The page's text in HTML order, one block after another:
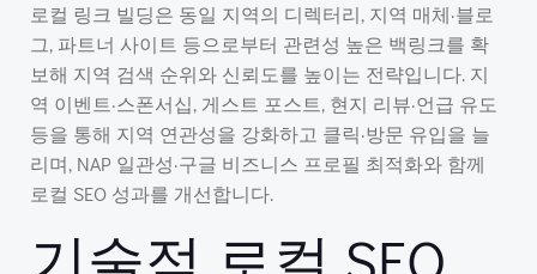
로컬 링크 빌딩은 동일 지역의 디렉터리, 지역 매체·블로
그, 파트너 사이트 등으로부터 관련성 높은 백링크를 확
보해 지역 검색 순위와 신뢰도를 높이는 전략입니다. 지
역 이벤트·스폰서십, 게스트 포스트, 현지 리뷰·언급 유도
등을 통해 지역 연관성을 강화하고 클릭·방문 유입을 늘
리며, NAP 일관성·구글 비즈니스 프로필 최적화와 함께
로컬 SEO 성과를 개선합니다.